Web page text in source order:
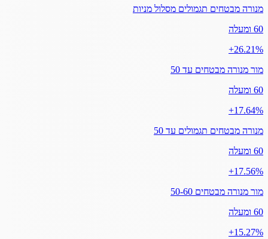
מנורה מבטחים תגמולים מסלול מניות
60 ומעלה
‎+26.21%
מור מנורה מבטחים עד 50
60 ומעלה
‎+17.64%
מנורה מבטחים תגמולים עד 50
60 ומעלה
‎+17.56%
מור מנורה מבטחים 50-60
60 ומעלה
‎+15.27%